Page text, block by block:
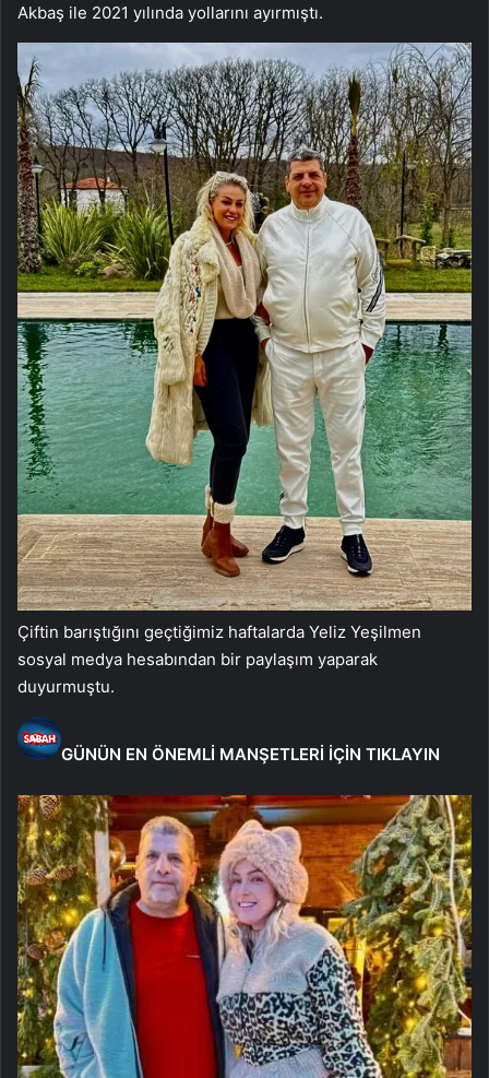
Akbaş ile 2021 yılında yollarını ayırmıştı.
Çiftin barıştığını geçtiğimiz haftalarda Yeliz Yeşilmen
sosyal medya hesabından bir paylaşım yaparak
duyurmuştu.
GÜNÜN EN ÖNEMLİ MANŞETLERİ İÇİN TIKLAYIN